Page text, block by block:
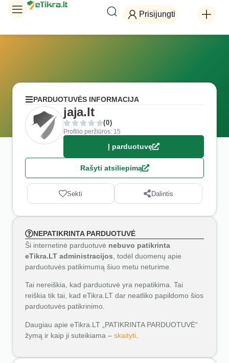
Prisijungti
PARDUOTUVĖS INFORMACIJA
jaja.lt
(0)
Profilio peržiūros: 15
Į parduotuvę
Rašyti atsiliepimą
Sekti Dalintis
NEPATIKRINTA PARDUOTUVĖ
Ši internetinė parduotuvė nebuvo patikrinta
eTikra.LT administracijos , todėl duomenų apie
parduotuvės patikimumą šiuo metu neturime.
Tai nereiškia, kad parduotuvė yra nepatikima. Tai
reiškia tik tai, kad eTikra.LT dar neatliko papildomo šios
parduotuvės patikrinimo.
Daugiau apie eTikra.LT „PATIKRINTA PARDUOTUVĖ“
žymą ir kaip ji suteikiama – skaityti